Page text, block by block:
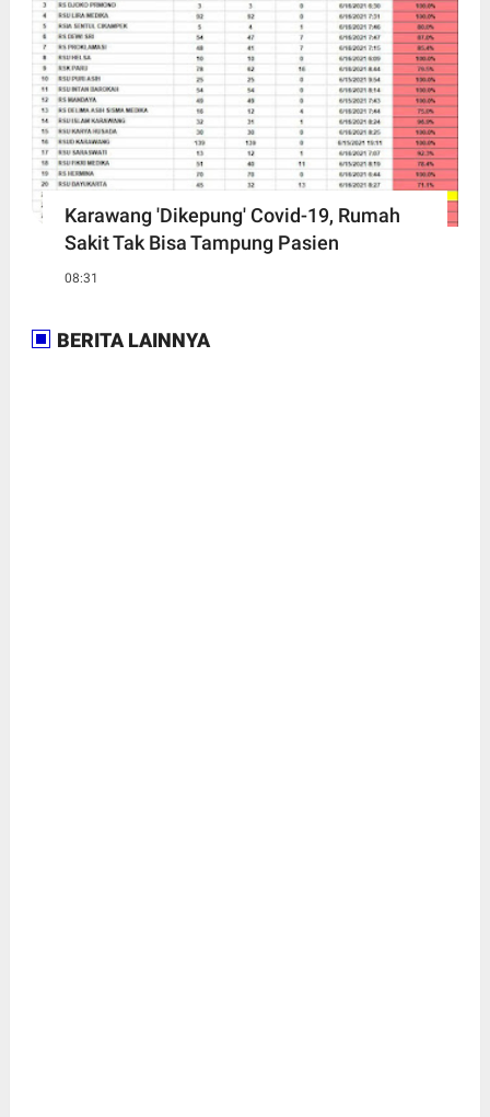
Karawang 'Dikepung' Covid-19, Rumah
Sakit Tak Bisa Tampung Pasien
08:31
BERITA LAINNYA